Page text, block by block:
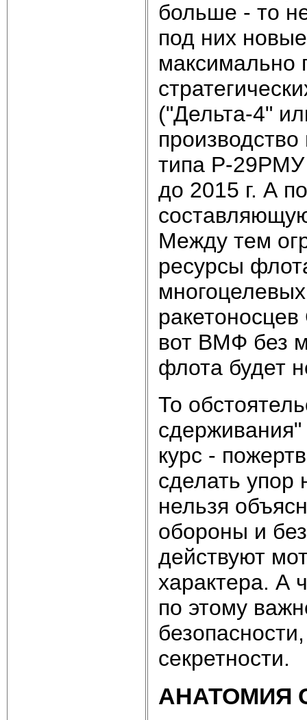
больше - то
под них
максимально
("Дельта-4"
типа Р-29РМУ
до 2015 г. А
Между тем
ресурсы
вот ВМФ без
флота будет
То
курс -
сделать
нельзя
обороны и
действуют
характера. А
по этому
секретности.
АНАТОМИЯ